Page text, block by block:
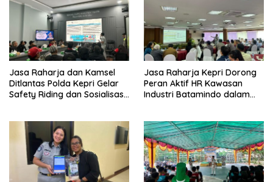
Jasa Raharja dan Kamsel
Ditlantas Polda Kepri Gelar
Safety Riding dan Sosialisasi
Indonesia
Jasa Raharja Kepri Dorong
Peran Aktif HR Kawasan
Industri Batamindo dalam